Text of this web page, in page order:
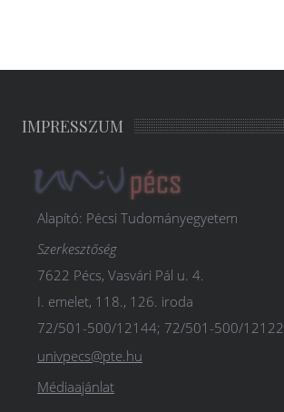
IMPRESSZUM
Alapító: Pécsi Tudományegyetem
Szerkesztőség
7622 Pécs, Vasvári Pál u. 4.
I. emelet, 118., 126. iroda
72/501-500/12144; 72/501-500/12122
univpecs@pte.hu
Médiaajánlat